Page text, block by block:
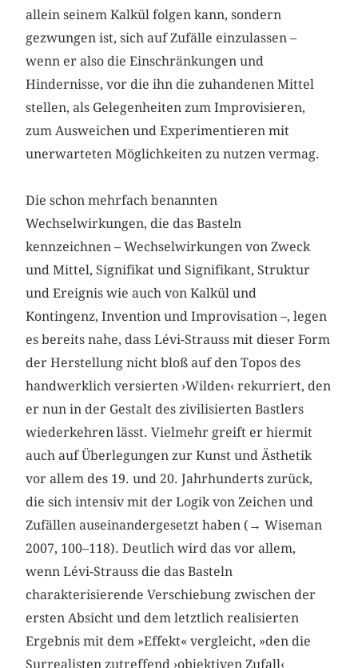
allein seinem Kalkül folgen kann, sondern
gezwungen ist, sich auf Zufälle einzulassen –
wenn er also die Einschränkungen und
Hindernisse, vor die ihn die zuhandenen Mittel
stellen, als Gelegenheiten zum Improvisieren,
zum Ausweichen und Experimentieren mit
unerwarteten Möglichkeiten zu nutzen vermag.
Die schon mehrfach benannten
Wechselwirkungen, die das Basteln
kennzeichnen – Wechselwirkungen von Zweck
und Mittel, Signifikat und Signifikant, Struktur
und Ereignis wie auch von Kalkül und
Kontingenz, Invention und Improvisation –, legen
es bereits nahe, dass Lévi-Strauss mit dieser Form
der Herstellung nicht bloß auf den Topos des
handwerklich versierten ›Wilden‹ rekurriert, den
er nun in der Gestalt des zivilisierten Bastlers
wiederkehren lässt. Vielmehr greift er hiermit
auch auf Überlegungen zur Kunst und Ästhetik
vor allem des 19. und 20. Jahrhunderts zurück,
die sich intensiv mit der Logik von Zeichen und
Zufällen auseinandergesetzt haben (→ Wiseman
2007, 100–118). Deutlich wird das vor allem,
wenn Lévi-Strauss die das Basteln
charakterisierende Verschiebung zwischen der
ersten Absicht und dem letztlich realisierten
Ergebnis mit dem »Effekt« vergleicht, »den die
Surrealisten zutreffend ›objektiven Zufall‹